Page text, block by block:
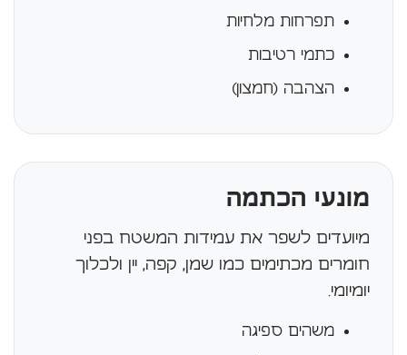
תפרחות מלחיות
כתמי רטיבות
הצהבה (חמצון)
מונעי הכתמה
מיועדים לשפר את עמידות המשטח בפני
חומרים מכתימים כמו שמן, קפה, יין ולכלוך
יומיומי.
משהים ספיגה